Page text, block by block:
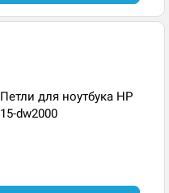
Петли для ноутбука HP
15-dw2000